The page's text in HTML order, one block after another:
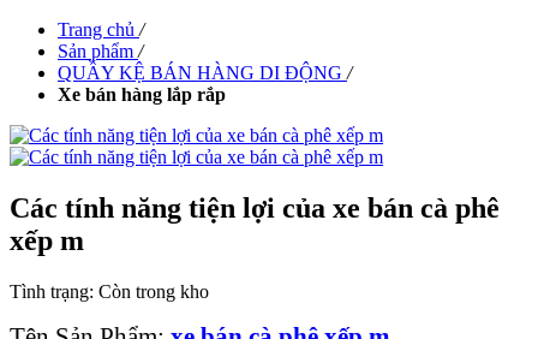
Trang chủ /
Sản phẩm /
QUẦY KỆ BÁN HÀNG DI ĐỘNG /
Xe bán hàng lắp rắp
Các tính năng tiện lợi của xe bán cà phê
xếp m
Tình trạng: Còn trong kho